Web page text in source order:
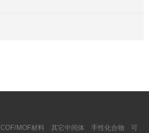
COF/MOF材料 其它中间体 手性化合物
可